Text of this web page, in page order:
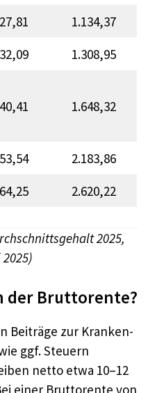
27,81
1.134,37
32,09
1.308,95
40,41 1.648,32
53,54
2.183,86
64,25 2.620,22
2025,
der Bruttorente?
Beiträge zur Kranken-
ggf. Steuern
netto etwa 10–12